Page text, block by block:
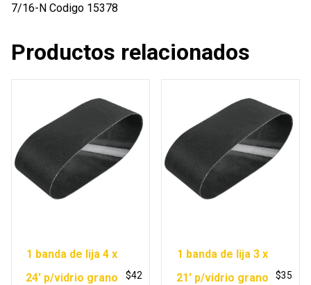
7/16-N Codigo 15378
Productos relacionados
1 banda de lija 4 x
24′ p/vidrio grano
$42
1 banda de lija 3 x
21′ p/vidrio grano
$35